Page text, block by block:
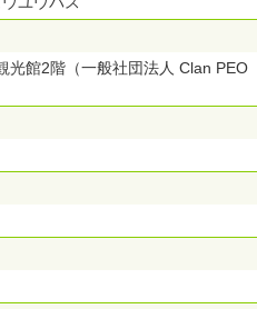
光館2階（一般社団法人 Clan PEO